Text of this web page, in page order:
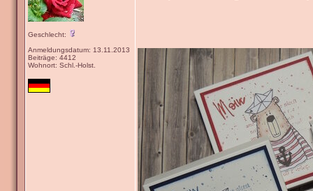
Geschlecht:
Anmeldungsdatum: 13.11.2013
Beiträge: 4412
Wohnort: Schl.-Holst.